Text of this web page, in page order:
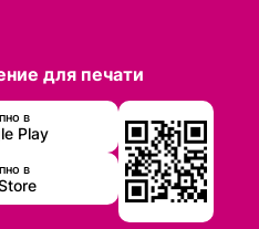
для печати
в
Play
в